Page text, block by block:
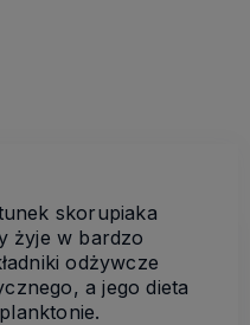
skorupiaka
żyje w bardzo
odżywcze
a jego dieta